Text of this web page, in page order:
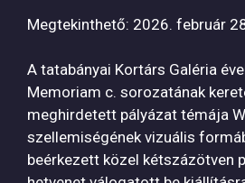
Megtekinthető: 2026. február
A tatabányai Kortárs Galéria
Memoriam c. sorozatának
meghirdetett pályázat témája
szellemiségének vizuális
beérkezett közel kétszázötven